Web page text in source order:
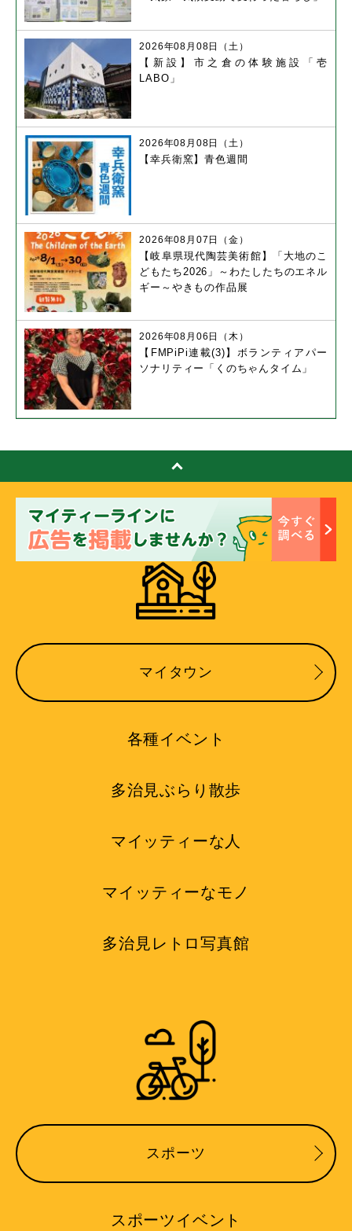
【新設】市之倉の体験施設「壱
LABO」
2026年08月08日（土）
【幸兵衛窯】青色週間
2026年08月08日（土）
【岐阜県現代陶芸美術館】「大地のこ
どもたち2026」～わたしたちのエネル
ギー～やきもの作品展
2026年08月07日（金）
【FMPiPi連載(3)】ボランティアパー
ソナリティー「くのちゃんタイム」
2026年08月06日（木）
マイタウン
各種イベント
多治見ぶらり散歩
マイッティーな人
マイッティーなモノ
多治見レトロ写真館
スポーツ
スポーツイベント